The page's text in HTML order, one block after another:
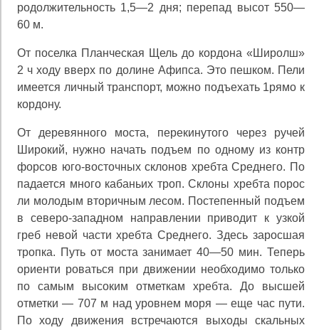
родолжительность 1,5—2 дня; перепад высот 550—
60 м.
От поселка Планческая Щель до кордона «Широлш»
2 ч ходу вверх по долине Афипса. Это пешком. Пели
имеется личный транспорт, можно подъехать 1рямо к
кордону.
От деревянного моста, перекинутого через ручей
Широкий, нужно начать подъем по одному из контр
форсов юго-восточных склонов хребта Среднего. По
падается много кабаньих троп. Склоны хребта порос
ли молодым вторичным лесом. Постепенный подъем
в северо-западном направлении приводит к узкой
греб невой части хребта Среднего. Здесь заросшая
тропка. Путь от моста занимает 40—50 мин. Теперь
ориенти роваться при движении необходимо только
по самым высоким отметкам хребта. До высшей
отметки — 707 м над уровнем моря — еще час пути.
По ходу движения встречаются выходы скальных